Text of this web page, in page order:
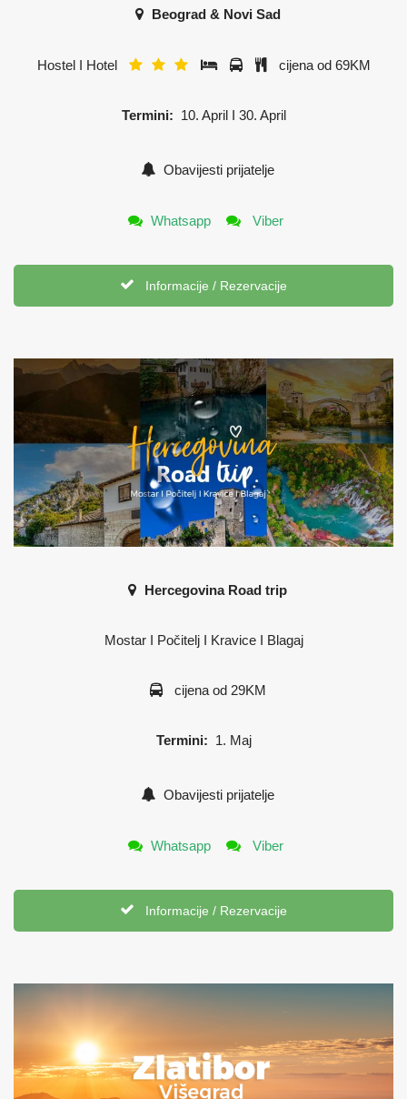
Beograd & Novi Sad
Hostel I Hotel cijena od 69KM
Termini: 10. April I 30. April
Obavijesti prijatelje
Whatsapp Viber
Informacije / Rezervacije
Hercegovina Road trip
Mostar I Počitelj I Kravice I Blagaj
cijena od 29KM
Termini: 1. Maj
Obavijesti prijatelje
Whatsapp Viber
Informacije / Rezervacije